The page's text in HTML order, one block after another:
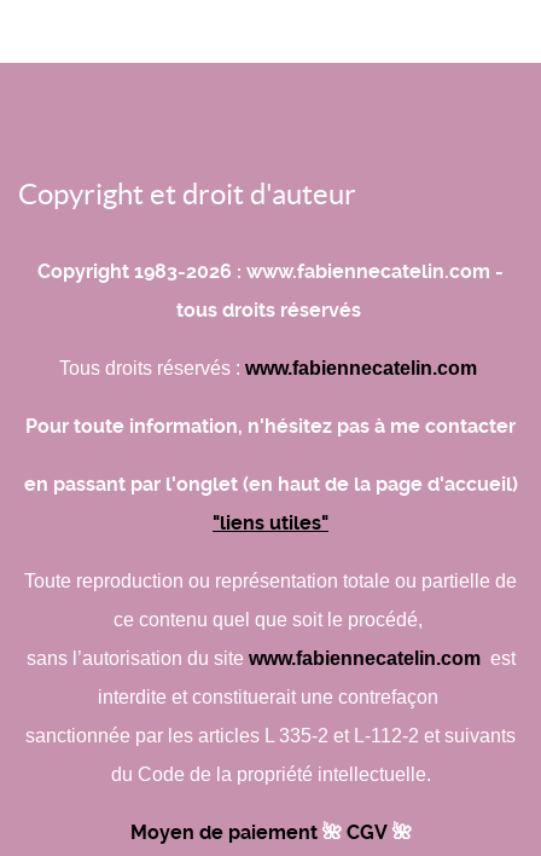
Copyright et droit d'auteur
Copyright 1983-2026 : www.fabiennecatelin.com -
tous droits réservés
Tous droits réservés : www.fabiennecatelin.com
Pour toute information, n'hésitez pas à me contacter
en passant par l'onglet (en haut de la page d'accueil)
"liens utiles"
Toute reproduction ou représentation totale ou partielle de
ce contenu quel que soit le procédé,
sans l’autorisation du site www.fabiennecatelin.com est
interdite et constituerait une contrefaçon
sanctionnée par les articles L 335-2 et L-112-2 et suivants
du Code de la propriété intellectuelle.
Moyen de paiement🌺​ CGV 🌺​